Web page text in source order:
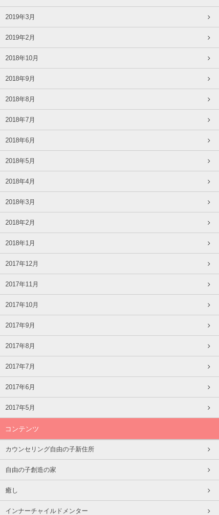
2019年3月
2019年2月
2018年10月
2018年9月
2018年8月
2018年7月
2018年6月
2018年5月
2018年4月
2018年3月
2018年2月
2018年1月
2017年12月
2017年11月
2017年10月
2017年9月
2017年8月
2017年7月
2017年6月
2017年5月
コンテンツ
カウンセリング自由の子新住所
自由の子創造の家
癒し
インナーチャイルドメンター